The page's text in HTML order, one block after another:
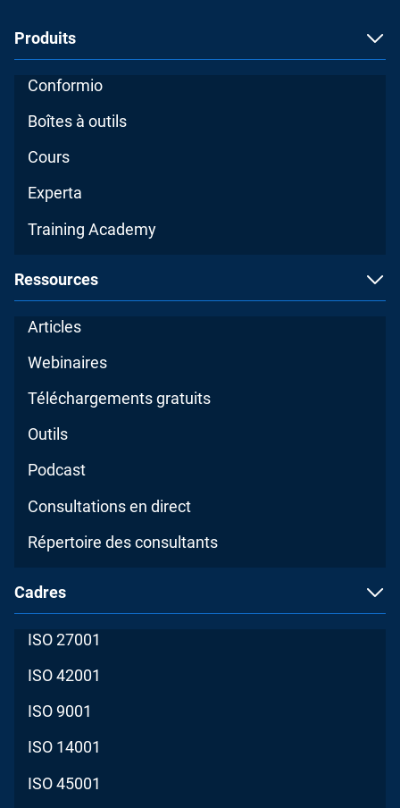
Produits
Conformio
Boîtes à outils
Cours
Experta
Training Academy
Ressources
Articles
Webinaires
Téléchargements gratuits
Outils
Podcast
Consultations en direct
Répertoire des consultants
Cadres
ISO 27001
ISO 42001
ISO 9001
ISO 14001
ISO 45001